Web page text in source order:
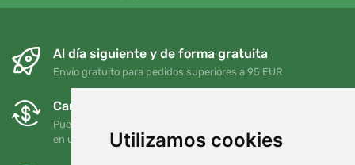
Utilizamos cookies
Al día siguiente y de forma gratuita
Envío gratuito para pedidos superiores a 95 EUR
Cambios y devoluciones gratuitos
Puede devolver o cambiar su pedido en cualquier momento
en un plazo de 90 días